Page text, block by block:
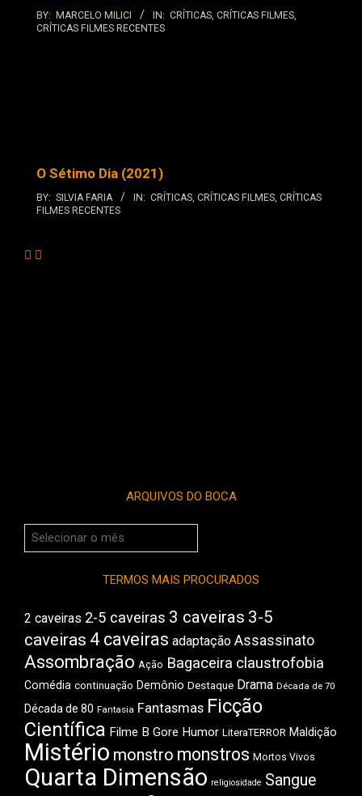
BY: MARCELO MILICI IN: CRÍTICAS CRÍTICAS FILMES
CRÍTICAS FILMES RECENTES
O Sétimo Dia (2021)
BY: SILVIA FARIA IN: CRÍTICAS CRÍTICAS FILMES CRÍTICAS
FILMES RECENTES
ARQUIVOS DO BOCA
Arquivos
do
TERMOS MAIS PROCURADOS
2 caveiras 2-5 caveiras 3 caveiras 3-5
caveiras 4 caveiras adaptação Assassinato
Assombração Ação Bagaceira claustrofobia
Comédia continuação Demônio Destaque Drama Década de 70
Década de 80 Fantasia Fantasmas Ficção
Científica Filme B Gore Humor LiteraTERROR Maldição
Mistério monstro monstros Mortos Vivos
Quarta Dimensão religiosidade Sangue